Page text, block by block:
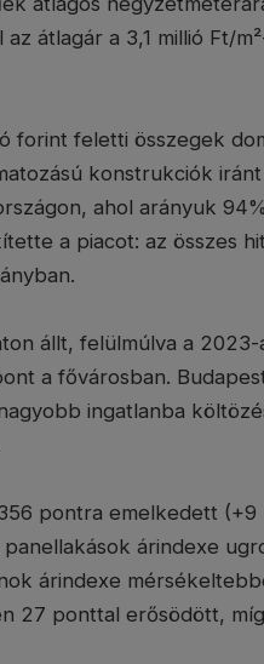
átlagár a 3,1 millió Ft/
forint feletti összegek
konstrukciók iránt
ahol arányuk
a piacot: az összes
állt, felülmúlva a 2023-
a fővárosban.
ingatlanba
pontra emelkedett (+9
árindexe
árindexe
27 ponttal erősödött,